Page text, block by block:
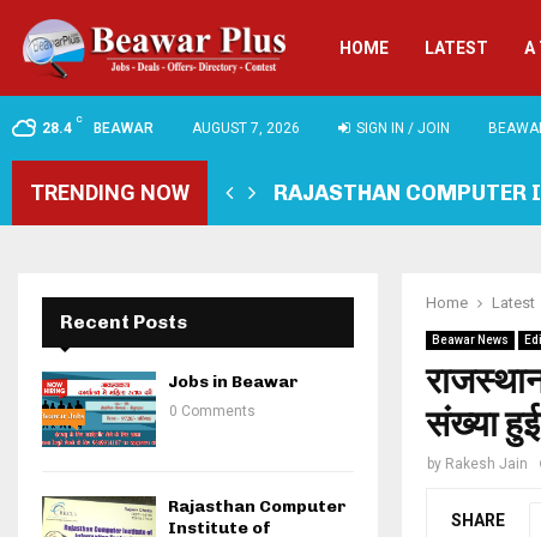
HOME LATEST A
28.4
C
BEAWAR AUGUST 7, 2026 SIGN IN / JOIN
TRENDING NOW RAJASTHAN COMPUTER
Home Latest
Beawar News
संख्या
by Rakesh Jain
SHARE
Recent Posts
Jobs in Beawar
0 Comments
Rajasthan Computer
Institute of